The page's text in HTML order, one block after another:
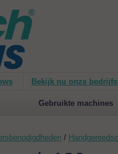
Bekijk nu onze
Nieuw op de website:
Gebruikte machines
/